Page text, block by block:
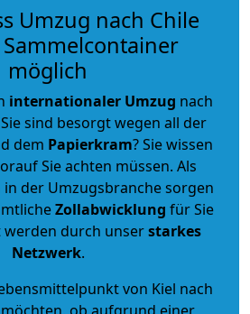
Umzug nach Chile
möglich
internationaler Umzug nach
sind besorgt wegen all der
dem Papierkram? Sie wissen
Sie achten müssen. Als
der Umzugsbranche sorgen
Zollabwicklung für Sie
werden durch unserstarkes
Netzwerk.
von Kiel nach